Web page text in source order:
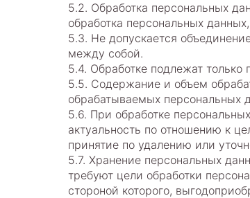
5.2. Обработка персональных
обработка персональных
5.3. Не допускается
между собой.
5.4. Обработке подлежат
5.5. Содержание и объем
обрабатываемых персональных
5.6. При обработке
актуальность по отношению к
принятие по удалению или
5.7. Хранение персональных
требуют цели обработки
стороной которого,